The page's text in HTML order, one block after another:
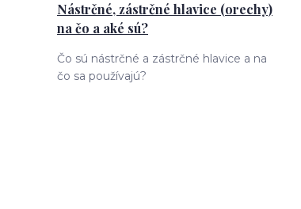
Nástrčné, zástrčné hlavice (orechy)
na čo a aké sú?
Čo sú nástrčné a zástrčné hlavice a na
čo sa používajú?